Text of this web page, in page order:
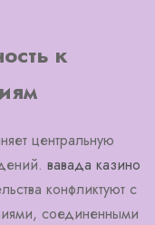
к
центральную
вавада казино
конфликтуют с
соединенными